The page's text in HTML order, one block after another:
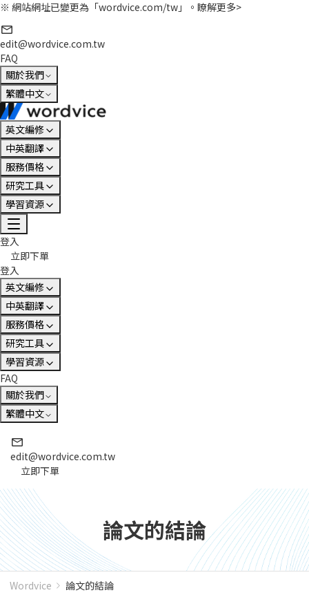
※ 網站網址已變更為「wordvice.com/tw」。 瞭解更多>
edit@wordvice.com.tw
FAQ
關於我們
繁體中文
英文編修
中英翻譯
服務價格
研究工具
學習資源
登入
立即下單
登入
英文編修
中英翻譯
服務價格
研究工具
學習資源
FAQ
關於我們
繁體中文
edit@wordvice.com.tw
立即下單
論文的結論
Wordvice 論文的結論